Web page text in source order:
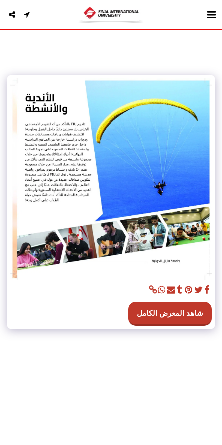
شاهد المعرض الكامل